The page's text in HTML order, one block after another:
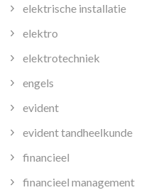
elektrische installatie
elektro
elektrotechniek
engels
evident
evident tandheelkunde
financieel
financieel management